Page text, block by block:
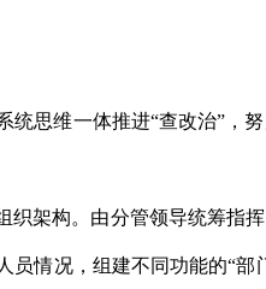
思维一体推进“查改治”，
架构。由分管领导统筹指
情况，组建不同功能的“